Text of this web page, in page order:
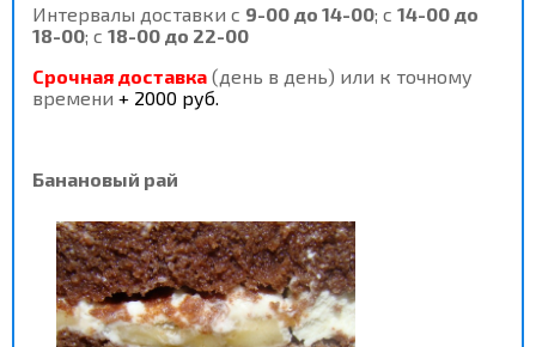
Интервалы доставки с 9-00 до 14-00; с 14-00 до
18-00; с 18-00 до 22-00
Срочная доставка (день в день) или к точному
времени + 2000 руб.
Банановый рай